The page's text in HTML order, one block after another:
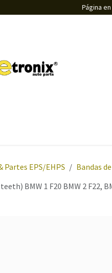
Página
EPS/EHPS
Bandas
BMW 1 F20 BMW 2 F22,